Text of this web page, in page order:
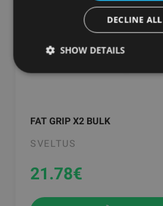
FAT GRIP X2 BULK
SVELTUS
21.78€
DECLINE ALL
SHOW DETAILS